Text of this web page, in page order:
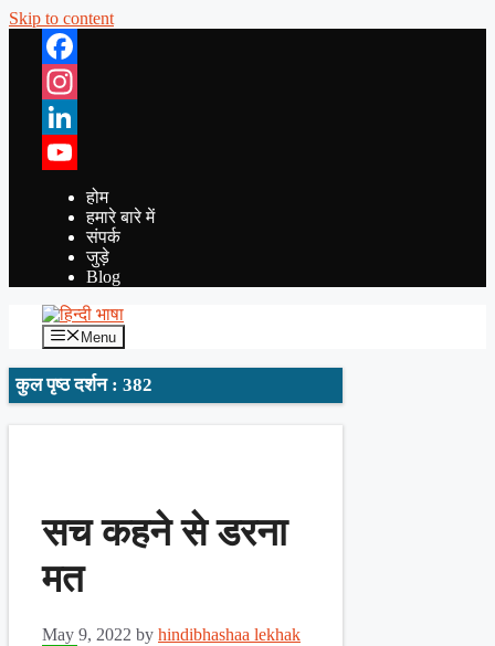
Skip to content
Facebook
Instagram
LinkedIn
YouTube
होम
हमारे बारे में
संपर्क
जुड़े
Blog
Menu
कुल पृष्ठ दर्शन : 382
सच कहने से डरना
मत
May 9, 2022 by hindibhashaa lekhak